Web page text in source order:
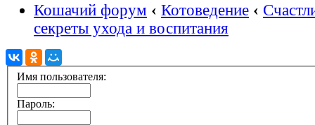
Кошачий форум ‹ Котоведение ‹
секреты ухода и воспитания
Имя пользователя:
Пароль: